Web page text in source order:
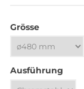
Grösse
Ausführung